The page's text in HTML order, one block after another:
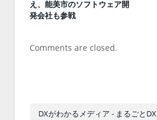
え、能美市のソフトウェア開
発会社も参戦
Comments are closed.
DXがわかるメディア - まるごとDX